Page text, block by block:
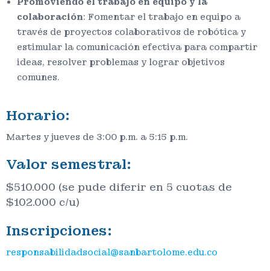
colaboración: Fomentar el trabajo en equipo a
través de proyectos colaborativos de robótica y
estimular la comunicación efectiva para compartir
ideas, resolver problemas y lograr objetivos
comunes.
Horario:
Martes y jueves de 3:00 p.m. a 5:15 p.m.
Valor semestral:
$510.000 (se pude diferir en 5 cuotas de
$102.000 c/u)
Inscripciones:
responsabilidadsocial@sanbartolome.edu.co